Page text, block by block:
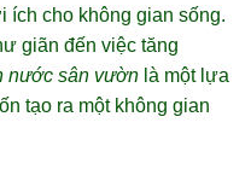
ích cho không gian sống.
giãn đến việc tăng
nước sân vườn là một lựa
tạo ra một không gian